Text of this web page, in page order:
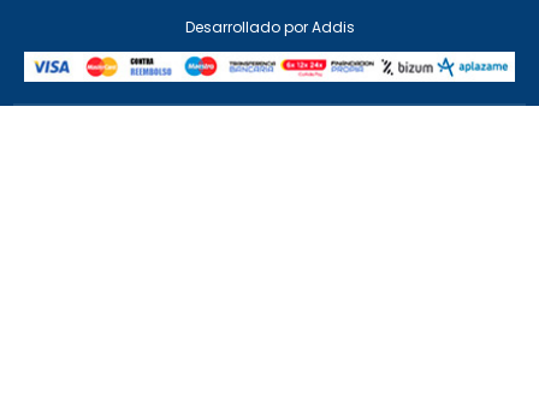
Desarrollado porAddis